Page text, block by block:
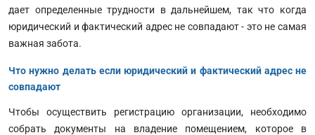
дает определенные трудности в дальнейшем, так что когда
юридический и фактический адрес не совпадают - это не самая
важная забота.
Что нужно делать если юридический и фактический адрес не
совпадают
Чтобы осуществить регистрацию организации, необходимо
собрать документы на владение помещением, которое в